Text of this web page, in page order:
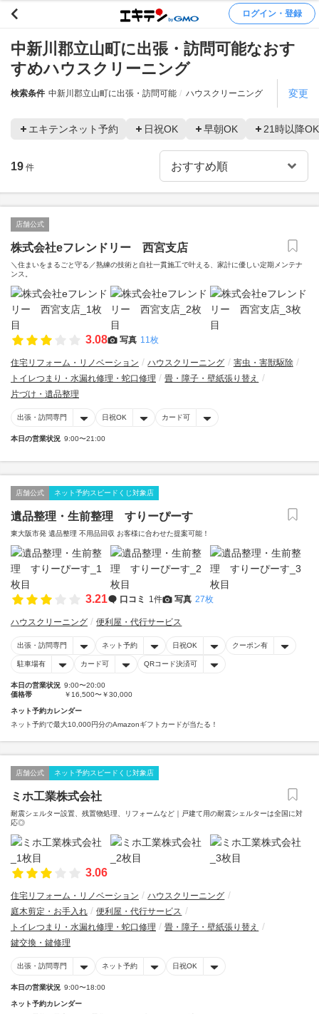
ログイン・登録
中新川郡立山町に出張・訪問可能なおす
すめハウスクリーニング
検索条件 中新川郡立山町に出張・訪問可能 ハウスクリーニング 変更
エキテンネット予約 日祝OK 早朝OK 21時以降OK
19 件
店舗公式
株式会社eフレンドリー 西宮支店
＼住まいをまるごと守る／熟練の技術と自社一貫施工で叶える、家計に優しい定期メンテナ
ンス。
3.08 写真 11枚
住宅リフォーム・リノベーション ハウスクリーニング
害虫・害獣駆除
トイレつまり・水漏れ修理・蛇口修理
畳・障子・壁紙張り替え
片づけ・遺品整理
出張・訪問専門 日祝OK カード可
本日の営業状況 9:00〜21:00
店舗公式 ネット予約スピードくじ対象店
遺品整理・生前整理 すりーぴーす
東大阪市発 遺品整理 不用品回収 お客様に合わせた提案可能！
3.21 口コミ 1件 写真 27枚
ハウスクリーニング 便利屋・代行サービス
出張・訪問専門 ネット予約 日祝OK クーポン有
駐車場有 カード可 QRコード決済可
本日の営業状況 9:00〜20:00
価格帯
￥16,500〜￥30,000
ネット予約カレンダー
ネット予約で最大10,000円分のAmazonギフトカードが当たる！
店舗公式 ネット予約スピードくじ対象店
ミホ工業株式会社
耐震シェルター設置、残置物処理、リフォームなど｜戸建て用の耐震シェルターは全国に対
応◎
3.06
住宅リフォーム・リノベーション
ハウスクリーニング
庭木剪定・お手入れ
便利屋・代行サービス
トイレつまり・水漏れ修理・蛇口修理
畳・障子・壁紙張り替え
鍵交換・鍵修理
出張・訪問専門 ネット予約 日祝OK
本日の営業状況 9:00〜18:00
ネット予約カレンダー